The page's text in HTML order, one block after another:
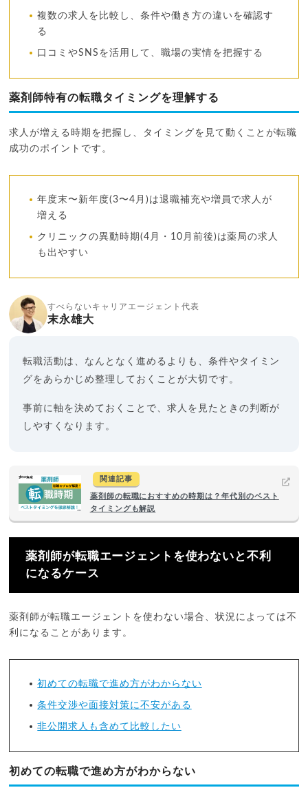
複数の求人を比較し、条件や働き方の違いを確認す
る
口コミやSNSを活用して、職場の実情を把握する
薬剤師特有の転職タイミングを理解する
求人が増える時期を把握し、タイミングを見て動くことが転職
成功のポイントです。
年度末〜新年度(3〜4月)は退職補充や増員で求人が
増える
クリニックの異動時期(4月・10月前後)は薬局の求人
も出やすい
すべらないキャリアエージェント代表
末永雄大
転職活動は、なんとなく進めるよりも、条件やタイミン
グをあらかじめ整理しておくことが大切です。
事前に軸を決めておくことで、求人を見たときの判断が
しやすくなります。
関連記事
薬剤師の転職におすすめの時期は？年代別のベスト
タイミングも解説
薬剤師が転職エージェントを使わないと不利
になるケース
薬剤師が転職エージェントを使わない場合、状況によっては不
利になることがあります。
初めての転職で進め方がわからない
条件交渉や面接対策に不安がある
非公開求人も含めて比較したい
初めての転職で進め方がわからない